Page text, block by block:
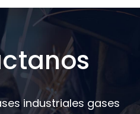
industriales gases